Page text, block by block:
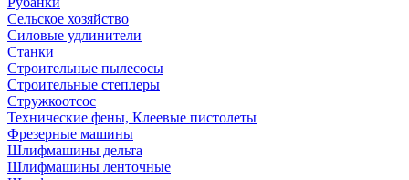
Сельское хозяйство
Силовые удлинители
Станки
Строительные пылесосы
Строительные степлеры
Стружкоотсос
Технические фены, Клеевые пистолеты
Фрезерные машины
Шлифмашины дельта
Шлифмашины ленточные